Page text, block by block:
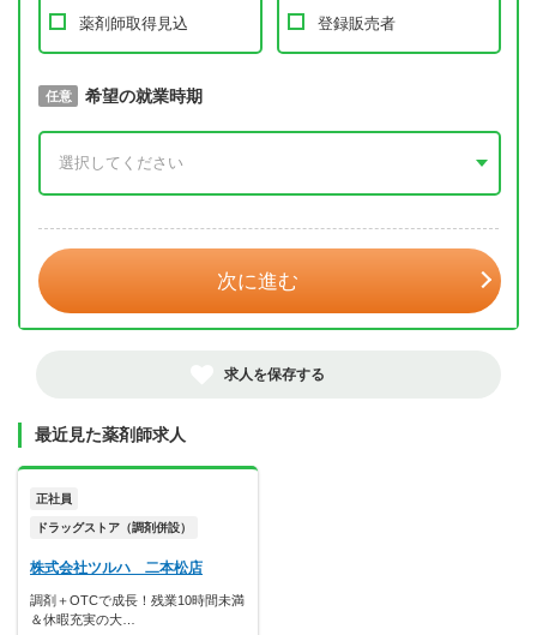
薬剤師取得見込 登録販売者
必須 取得予定年
任意 希望の就業時期
次に進む
求人を保存する
最近見た薬剤師求人
正社員
ドラッグストア（調剤併設）
株式会社ツルハ 二本松店
調剤＋OTCで成長！残業10時間未満
＆休暇充実の大…